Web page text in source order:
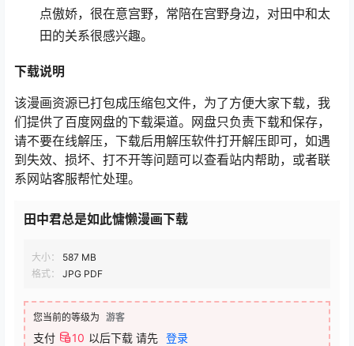
点傲娇，很在意宫野，常陪在宫野身边，对田中和太
田的关系很感兴趣。
下载说明
该漫画资源已打包成压缩包文件，为了方便大家下载，我
们提供了百度网盘的下载渠道。网盘只负责下载和保存，
请不要在线解压，下载后用解压软件打开解压即可，如遇
到失效、损坏、打不开等问题可以查看站内帮助，或者联
系网站客服帮忙处理。
田中君总是如此慵懒漫画下载
大小：
587 MB
格式：
JPG PDF
您当前的等级为 游客
支付 10 以后下载 请先 登录